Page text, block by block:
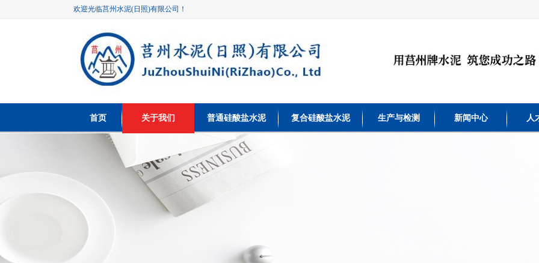
欢迎光临莒州水泥(日照)有限公司！
首页 关于我们 普通硅酸盐水泥 复合硅酸盐水泥 生产与检测 新闻中心 人